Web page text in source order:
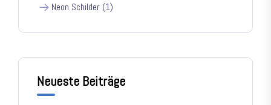
Neon Schilder (1)
Neueste Beiträge